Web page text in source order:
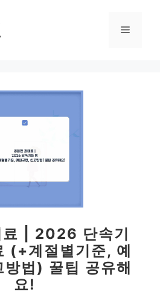
메
료 | 2026 단속기
(+계절별기준, 예
방법) 꿀팁 공유해
요!